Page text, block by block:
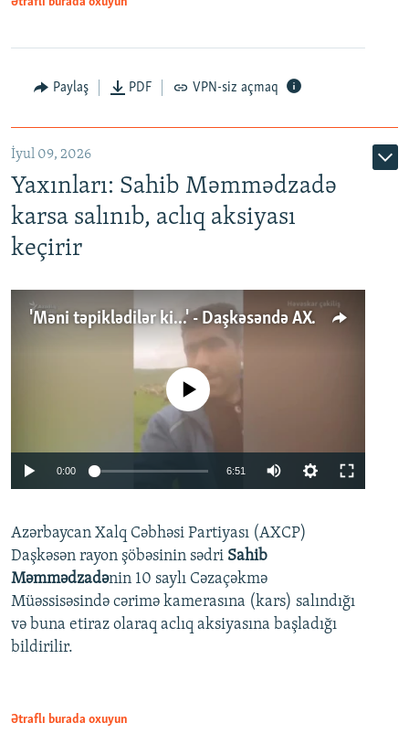
Paylaş PDF VPN-siz açmaq
İyul 09, 2026
Yaxınları: Sahib Məmmədzadə
karsa salınıb, aclıq aksiyası
keçirir
'Məni təpiklədilər ki...' - Daşkəsəndə AXCP fəalının yaxınları onun həbsinə etiraz edirlər
Auto 240p 360p
720p 1080p
No media source currently available
0:00 6:51
360p
720p
1080p
Azərbaycan Xalq Cəbhəsi Partiyası (AXCP)
Daşkəsən rayon şöbəsinin sədri Sahib
Məmmədzadənin 10 saylı Cəzaçəkmə
Müəssisəsində cərimə kamerasına (kars) salındığı
və buna etiraz olaraq aclıq aksiyasına başladığı
bildirilir.
Ətraflı burada oxuyun